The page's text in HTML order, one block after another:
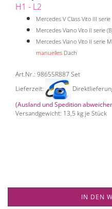
H1 - L2
Mercedes V Class Vito III
Mercedes Viano Vito II serie
Mercedes Viano Vito II serie
manuelles Dach
Art.Nr.: 98655R887 Set
Lieferzeit:
(Ausland und Spedition
Versandgewicht: 13,5 kg je Stück
IN DEN